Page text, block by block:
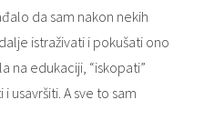
da sam nakon nekih
istraživati i pokušati ono
na edukaciji, “iskopati”
usavršiti. A sve to sam